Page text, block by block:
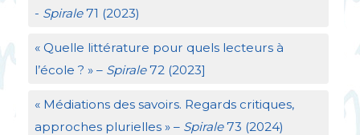
- Spirale71 (2023)
« Quelle littérature pour quels lecteurs à
l’école ? » – Spirale72 (2023]
« Médiations des savoirs. Regards critiques,
approches plurielles » – Spirale73 (2024)